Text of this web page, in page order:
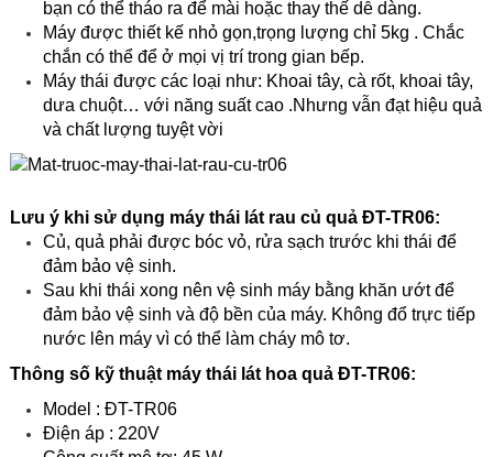
bạn có thể tháo ra để mài hoặc thay thế dễ dàng.
Máy được thiết kế nhỏ gọn,trọng lượng chỉ 5kg . Chắc
chắn có thể để ở mọi vị trí trong gian bếp.
Máy thái được các loại như: Khoai tây, cà rốt, khoai tây,
dưa chuột… với năng suất cao .Nhưng vẫn đạt hiệu quả
và chất lượng tuyệt vời
Lưu ý khi sử dụng máy thái lát rau củ quả ĐT-TR06:
Củ, quả phải được bóc vỏ, rửa sạch trước khi thái để
đảm bảo vệ sinh.
Sau khi thái xong nên vệ sinh máy bằng khăn ướt để
đảm bảo vệ sinh và độ bền của máy. Không đổ trực tiếp
nước lên máy vì có thể làm cháy mô tơ.
Thông số kỹ thuật máy thái lát hoa quả ĐT-TR06:
Model : ĐT-TR06
Điện áp : 220V